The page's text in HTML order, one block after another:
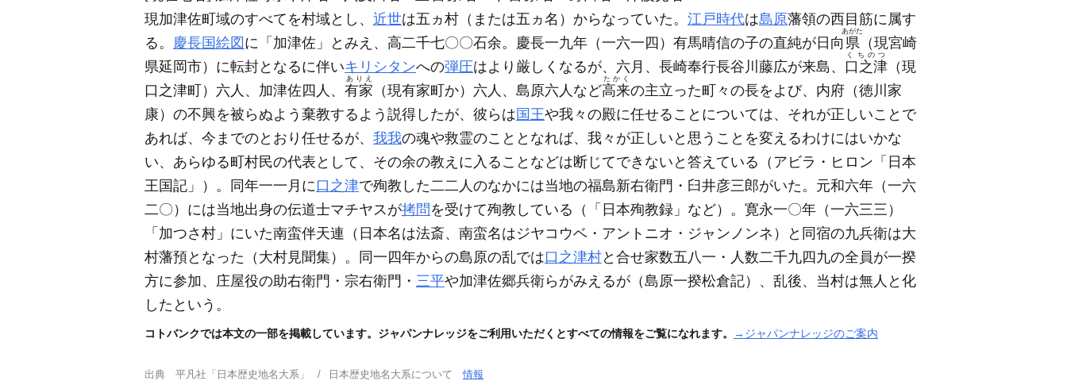
現加津佐町域のすべてを村域とし、 近世は五ヵ村 （または五ヵ名） からなっていた。 江戸時代は島原藩領の西目筋に属す
る。 慶長国絵図 に「加津佐」とみえ、高二千七〇〇石余。慶長一九年 （一六一四） 有馬晴信の子の直純が日向 県
あがた
（現宮崎
県延岡市） に転封となるに伴いキリシタンへの弾圧はより厳しくなるが、六月、長崎奉行長谷川藤広が来島、 口之津
くちのつ
（現
口之津町） 六人、加津佐四人、 有家
ありえ
（現有家町か） 六人、島原六人など高来
たかく
の主立った町々の長をよび、内府 （徳川家
康） の不興を被らぬよう棄教するよう説得したが、彼らは 国王や我々の殿に任せることについては、それが正しいことで
あれば、今までのとおり任せるが、 我我の魂や救霊のこととなれば、我々が正しいと思うことを変えるわけにはいかな
い、あらゆる町村民の代表として、その余の教えに入ることなどは断じてできないと答えている （アビラ・ヒロン「日本
王国記」） 。同年一一月に口之津で殉教した二二人のなかには当地の福島新右衛門・臼井彦三郎がいた。元和六年 （一六
二〇） には当地出身の伝道士マチヤスが拷問 を受けて殉教している （「日本殉教録」など） 。寛永一〇年 （一六三三）
「加つさ村」にいた南蛮伴天連 （日本名は法斎、南蛮名はジヤコウベ・アントニオ・ジャンノンネ）
と同宿の九兵衛は大
村藩預となった （大村見聞集） 。同一四年からの島原の乱では口之津村と合せ家数五八一・人数二千九四九の全員が一揆
方に参加、庄屋役の助右衛門・宗右衛門・ 三平や加津佐郷兵衛らがみえるが （島原一揆松倉記） 、乱後、当村は無人と化
したという。
コトバンクでは本文の一部を掲載しています。ジャパンナレッジをご利用いただくとすべての情報をご覧になれます。 →ジャパンナレッジのご案内
出典 平凡社「日本歴史地名大系」 日本歴史地名大系について情報